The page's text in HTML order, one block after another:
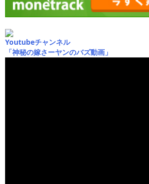
Youtubeチャンネル
「神秘の嫁さーヤンのバズ動画」